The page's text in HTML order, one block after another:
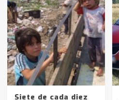
Siete de cada diez